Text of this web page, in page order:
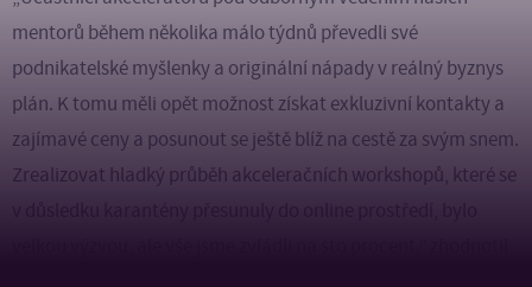
mentorů během několika málo týdnů převedli své
podnikatelské myšlenky a originální nápady v reálný byznys
plán. K tomu měli opět možnost získat exkluzivní kontakty a
zajímavé ceny a posunout se ještě blíž na cestě za svým snem.
Zrealizovat hladký průběh akceleračních workshopů, které se